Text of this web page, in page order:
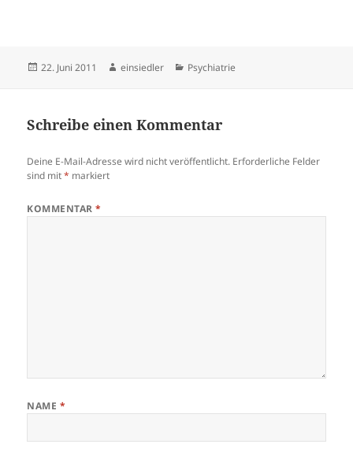
Veröffentlicht
22. Juni 2011 Autor
einsiedler Kategorien
Psychiatrie
Schreibe einen Kommentar
Deine E-Mail-Adresse wird nicht veröffentlicht. Erforderliche Felder
sind mit* markiert
KOMMENTAR*
NAME *